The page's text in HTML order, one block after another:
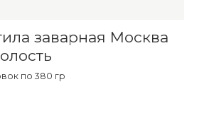
заварная Москва
по 380 гр